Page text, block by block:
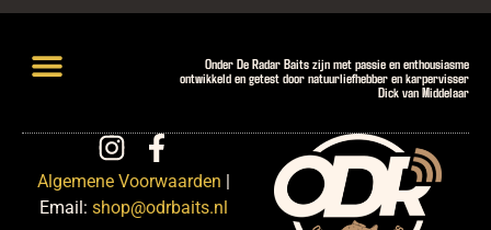
Onder De Radar Baits zijn met passie en enthousiasme
ontwikkeld en getest door natuurliefhebber en karpervisser
Dick van Middelaar
Algemene Voorwaarden
Email: shop@odrbaits.nl